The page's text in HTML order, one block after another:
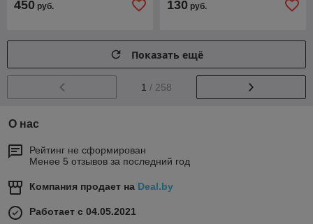
450 руб. 130 руб.
Показать ещё
1 / 258
О нас
Рейтинг не сформирован
Менее 5 отзывов за последний год
Компания продает на Deal.by
Работает с 04.05.2021